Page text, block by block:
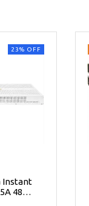
23% OFF
Instant
48